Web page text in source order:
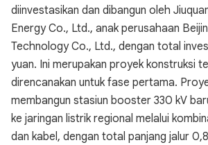
diinvestasikan dan dibangun oleh
Energy Co., Ltd., anak perusahaan
Technology Co., Ltd., dengan total
yuan. Ini merupakan proyek konstruksi
direncanakan untuk fase pertama.
membangun stasiun booster 330 kV
ke jaringan listrik regional melalui
dan kabel, dengan total panjang jalur